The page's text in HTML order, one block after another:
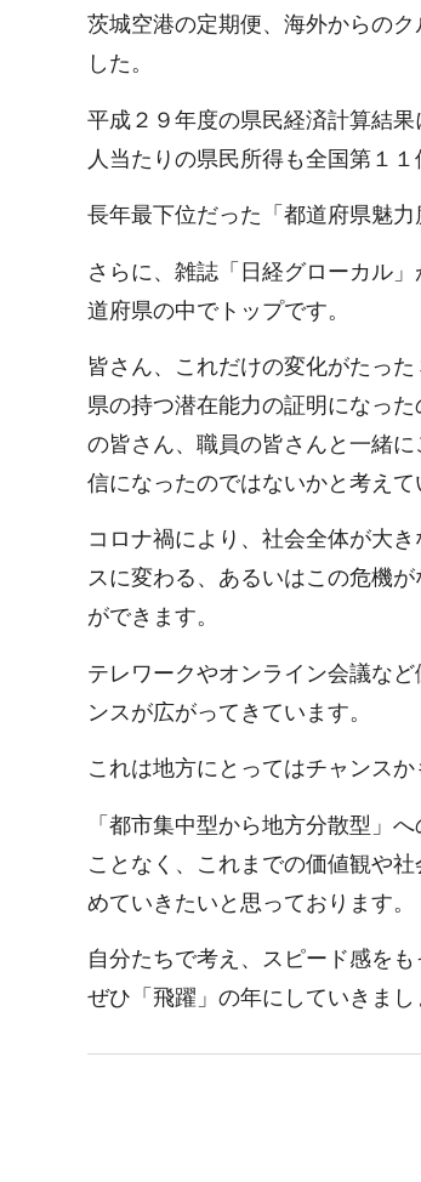
茨城空港の定期便、海外からの
した。
平成２９年度の県民経済計算結
人当たりの県民所得も全国第１
長年最下位だった「都道府県魅
さらに、雑誌「日経グローカル
道府県の中でトップです。
皆さん、これだけの変化がたっ
県の持つ潜在能力の証明になっ
の皆さん、職員の皆さんと一緒
信になったのではないかと考えて
コロナ禍により、社会全体が大
スに変わる、あるいはこの危機
ができます。
テレワークやオンライン会議な
ンスが広がってきています。
これは地方にとってはチャンスか
「都市集中型から地方分散型」
ことなく、これまでの価値観や
めていきたいと思っております。
自分たちで考え、スピード感を
ぜひ「飛躍」の年にしていきまし